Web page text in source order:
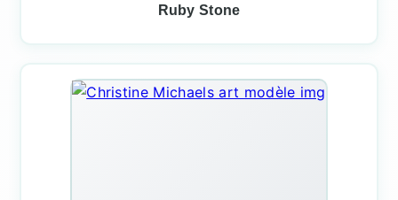
Ruby Stone